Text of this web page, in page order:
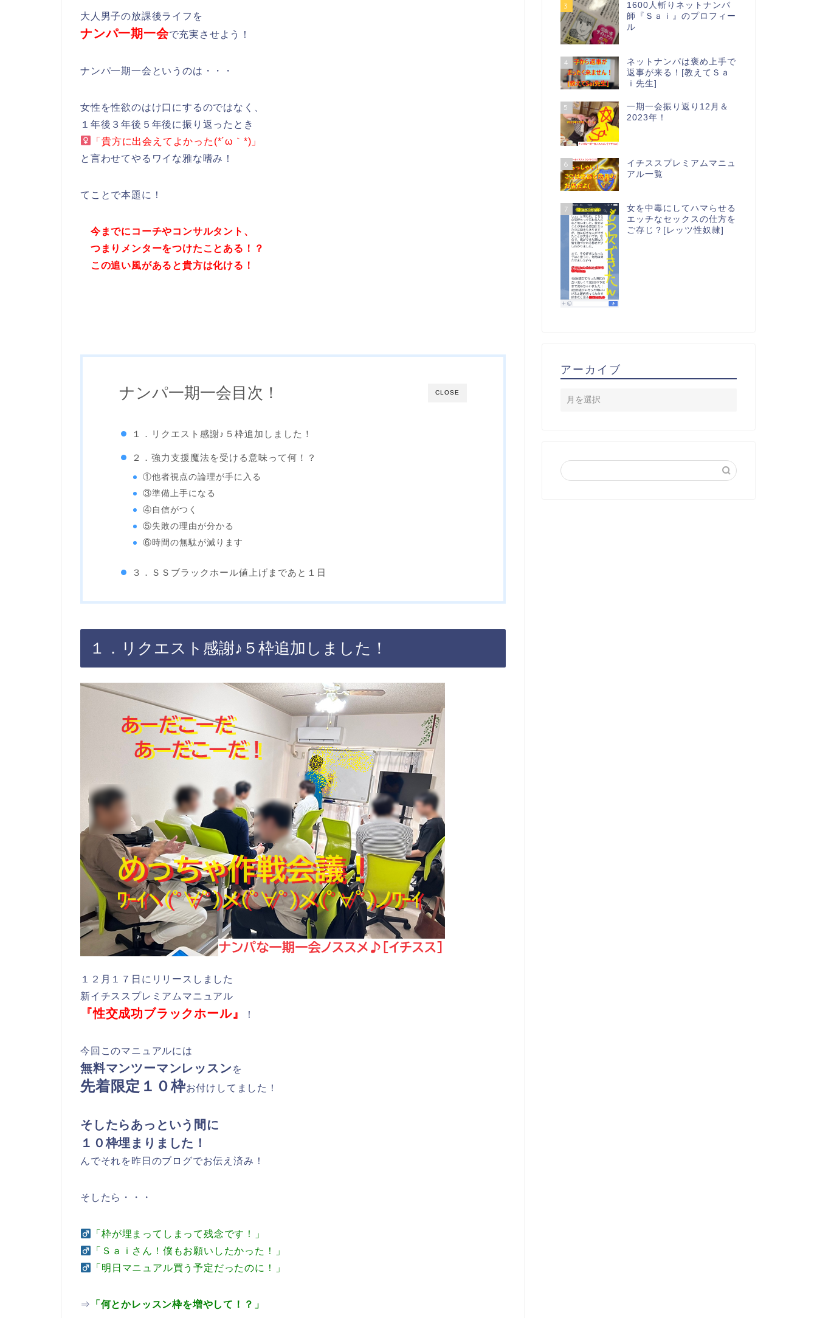
大人男子の放課後ライフを
ナンパ一期一会で充実させよう！
ナンパ一期一会というのは・・・
女性を性欲のはけ口にするのではなく、
１年後３年後５年後に振り返ったとき
「貴方に出会えてよかった(*´ω｀*)」
と言わせてやるワイな雅な嗜み！
てことで本題に！
今までにコーチやコンサルタント、
つまりメンターをつけたことある！？
この追い風があると貴方は化ける！
CLOSE
ナンパ一期一会目次！
１．リクエスト感謝♪５枠追加しました！
２．強力支援魔法を受ける意味って何！？
①他者視点の論理が手に入る
③準備上手になる
④自信がつく
⑤失敗の理由が分かる
⑥時間の無駄が減ります
３．ＳＳブラックホール値上げまであと１日
１．リクエスト感謝♪５枠追加しました！
１２月１７日にリリースしました
新イチススプレミアムマニュアル
『性交成功ブラックホール』 ！
今回このマニュアルには
無料マンツーマンレッスン を
先着限定１０枠お付けしてました！
そしたらあっという間に
１０枠埋まりました！
んでそれを昨日のブログでお伝え済み！
そしたら・・・
「枠が埋まってしまって残念です！」
「Ｓａｉさん！僕もお願いしたかった！」
「明日マニュアル買う予定だったのに！」
⇒ 「何とかレッスン枠を増やして！？」
3
1600人斬りネットナンパ
師『Ｓａｉ』のプロフィー
ル
4
ネットナンパは褒め上手で
返事が来る！[教えてＳａ
ｉ先生]
5
一期一会振り返り12月＆
2023年！
6
イチススプレミアムマニュ
アル一覧
7
女を中毒にしてハマらせる
エッチなセックスの仕方を
ご存じ？[レッツ性奴隷]
アーカイブ